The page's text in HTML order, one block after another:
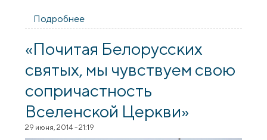
Подробнее
протоиерей Матфей Петельский
«Почитая Белорусских
святых, мы чувствуем свою
сопричастность
Вселенской Церкви»
29 июня, 2014 - 21:19